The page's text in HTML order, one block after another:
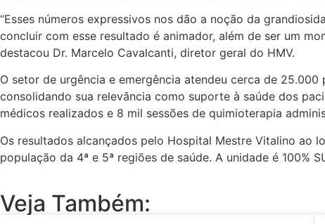
“Esses números expressivos nos dão a noção da
concluir com esse resultado é animador, além de ser um
destacou Dr. Marcelo Cavalcanti, diretor geral do HMV.
O setor de urgência e emergência atendeu cerca de
consolidando sua relevância como suporte à saúde dos
médicos realizados e 8 mil sessões de quimioterapia
Os resultados alcançados pelo Hospital Mestre Vitalino ao
população da 4ª e 5ª regiões de saúde. A unidade é 100%
Veja Também: